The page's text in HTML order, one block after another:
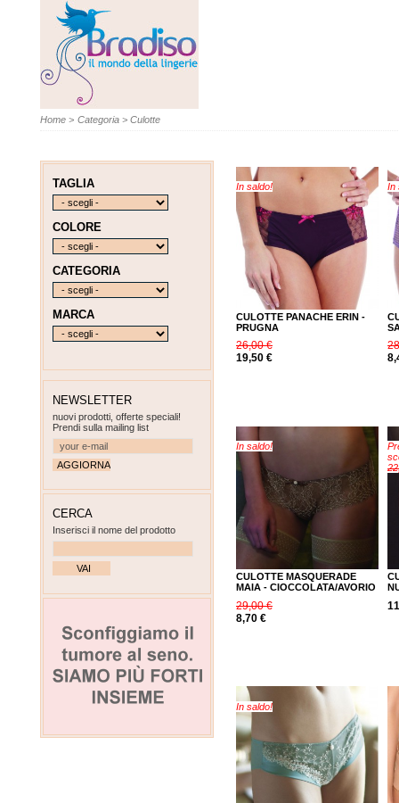
Home > Categoria > Culotte
In saldo!
CULOTTE PANACHE ERIN -
PRUGNA
26,00 €
19,50 €
In
In saldo!
CULOTTE MASQUERADE
MAIA - CIOCCOLATA/AVORIO
29,00 €
8,70 €
In saldo!
TAGLIA
COLORE
CATEGORIA
MARCA
NEWSLETTER
nuovi prodotti, offerte speciali!
Prendi sulla mailing list
CERCA
Inserisci il nome del prodotto